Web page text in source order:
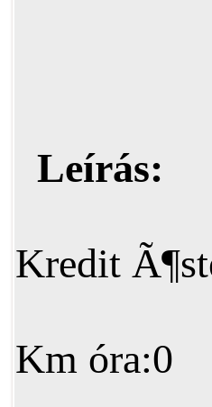
Leírás:
Kredit
Km óra:0